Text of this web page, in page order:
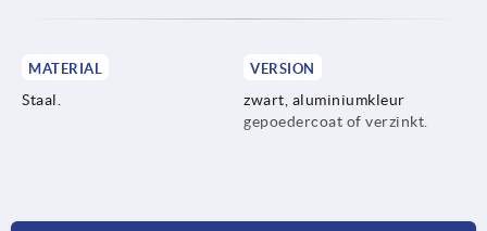
MATERIAL
Staal.
VERSION
zwart, aluminiumkleur
gepoedercoat of verzinkt.